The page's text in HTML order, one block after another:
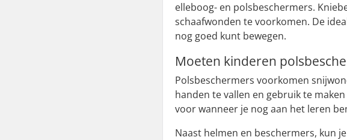
elleboog- en polsbeschermers.
schaafwonden te voorkomen. De
nog goed kunt bewegen.
Moeten kinderen
Polsbeschermers voorkomen
handen te vallen en gebruik te
voor wanneer je nog aan het leren
Naast helmen en beschermers, kun